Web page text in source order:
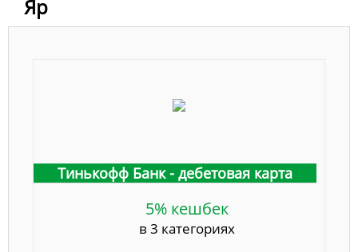
Яр
Тинькофф Банк - дебетовая карта
5% кешбек
в 3 категориях